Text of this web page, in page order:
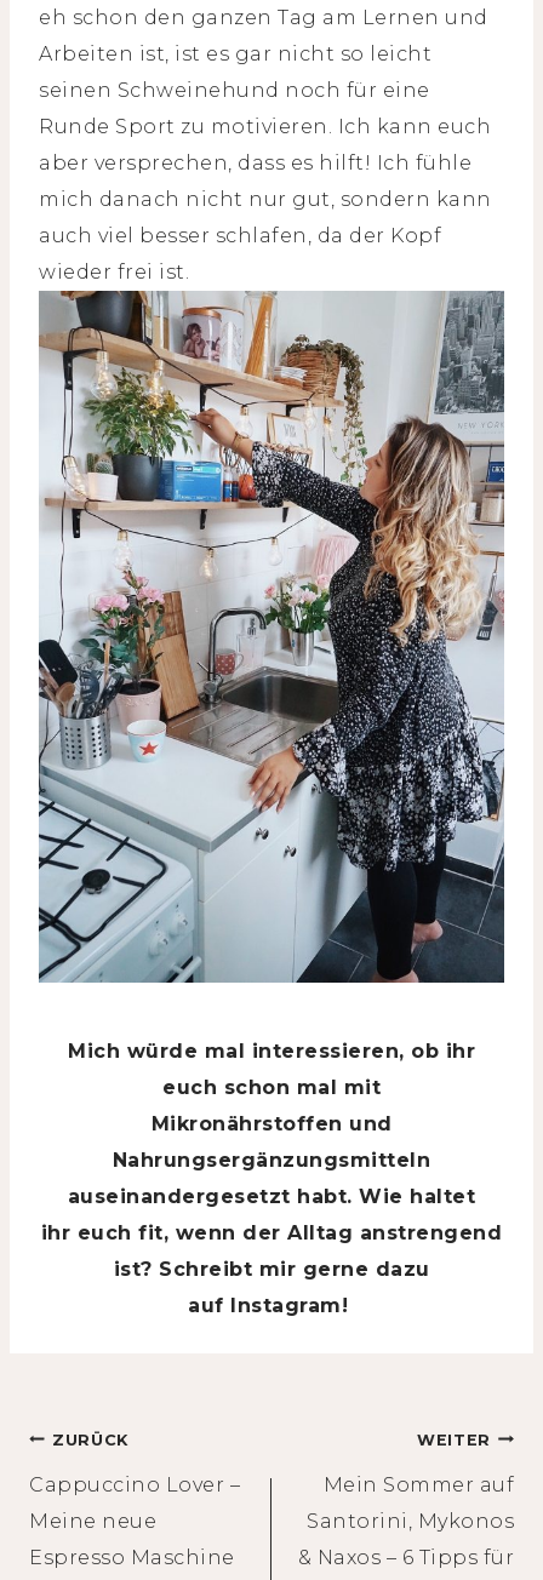
eh schon den ganzen Tag am Lernen und
Arbeiten ist, ist es gar nicht so leicht
seinen Schweinehund noch für eine
Runde Sport zu motivieren. Ich kann euch
aber versprechen, dass es hilft! Ich fühle
mich danach nicht nur gut, sondern kann
auch viel besser schlafen, da der Kopf
wieder frei ist.
Mich würde mal interessieren, ob ihr
euch schon mal mit
Mikronährstoffen und
Nahrungsergänzungsmitteln
auseinandergesetzt habt. Wie haltet
ihr euch fit, wenn der Alltag anstrengend
ist? Schreibt mir gerne dazu
auf Instagram!
Beitragsnavigation
ZURÜCK
Cappuccino Lover –
Meine neue
Espresso Maschine
WEITER
Mein Sommer auf
Santorini, Mykonos
& Naxos – 6 Tipps für